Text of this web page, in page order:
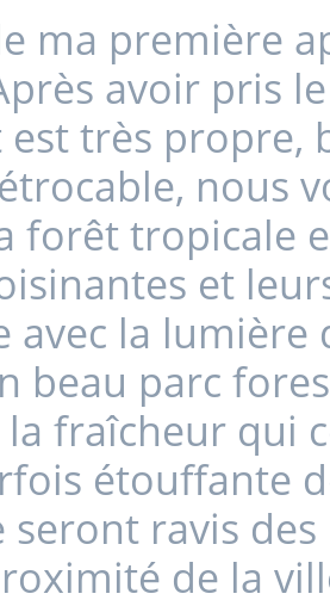
ma première
avoir pris
très propre,
nous
forêt tropicale
et
avec la lumière
beau parc
fraîcheur qui
étouffante
ravis
de la